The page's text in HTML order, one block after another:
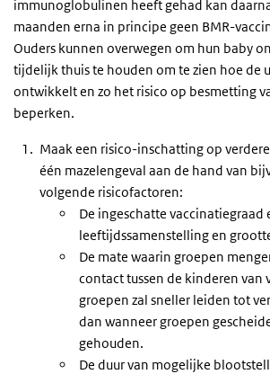
immunoglobulinen heeft gehad kan
maanden erna in principe geen BMR-
Ouders kunnen overwegen om hun baby
tijdelijk thuis te houden om te zien hoe de
ontwikkelt en zo het risico op besmetting
beperken.
Maak een risico-inschatting op
één mazelengeval aan de hand van
volgende risicofactoren:
De ingeschatte vaccinatiegraad
leeftijdssamenstelling en
De mate waarin groepen
contact tussen de kinderen van
groepen zal sneller leiden tot
dan wanneer groepen
gehouden.
De duur van mogelijke